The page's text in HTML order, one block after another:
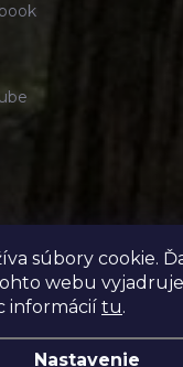
súbory cookie.
webu
informácií tu.
Nastavenie